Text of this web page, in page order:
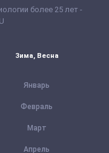
более 25 лет -
Зима, Весна
Январь
Февраль
Март
Апрель